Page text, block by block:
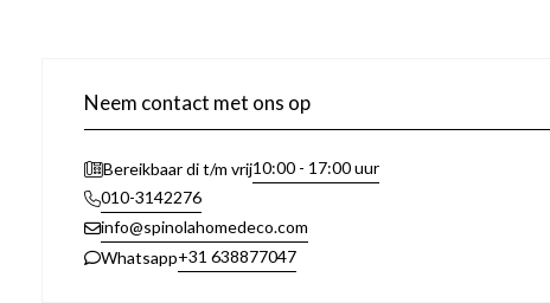
Neem contact met ons op
Bereikbaar di t/m vrij10:00 - 17:00 uur
010-3142276
info@spinolahomedeco.com
Whatsapp+31 638877047